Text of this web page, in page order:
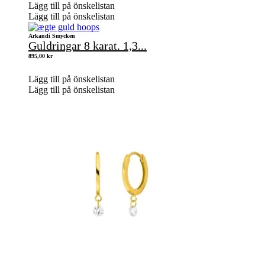
Lägg till på önskelistan
Lägg till på önskelistan
Arkandi Smycken
Guldringar 8 karat. 1,3...
895,00 kr
Lägg till på önskelistan
Lägg till på önskelistan